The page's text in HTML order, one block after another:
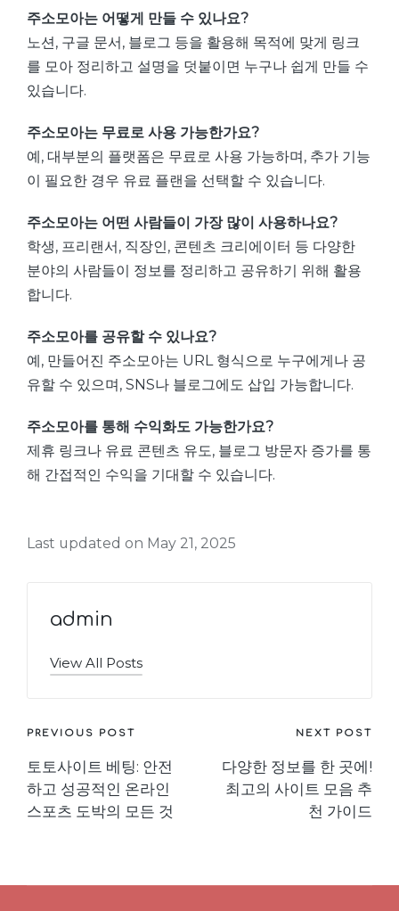
주소모아는 어떻게 만들 수 있나요?
노션, 구글 문서, 블로그 등을 활용해 목적에 맞게 링크
를 모아 정리하고 설명을 덧붙이면 누구나 쉽게 만들 수
있습니다.
주소모아는 무료로 사용 가능한가요?
예, 대부분의 플랫폼은 무료로 사용 가능하며, 추가 기능
이 필요한 경우 유료 플랜을 선택할 수 있습니다.
주소모아는 어떤 사람들이 가장 많이 사용하나요?
학생, 프리랜서, 직장인, 콘텐츠 크리에이터 등 다양한
분야의 사람들이 정보를 정리하고 공유하기 위해 활용
합니다.
주소모아를 공유할 수 있나요?
예, 만들어진 주소모아는 URL 형식으로 누구에게나 공
유할 수 있으며, SNS나 블로그에도 삽입 가능합니다.
주소모아를 통해 수익화도 가능한가요?
제휴 링크나 유료 콘텐츠 유도, 블로그 방문자 증가를 통
해 간접적인 수익을 기대할 수 있습니다.
Last updated on May 21, 2025
admin
View All Posts
Post
navigation
PREVIOUS POST
토토사이트 베팅: 안전
하고 성공적인 온라인
스포츠 도박의 모든 것
NEXT POST
다양한 정보를 한 곳에!
최고의 사이트 모음 추
천 가이드